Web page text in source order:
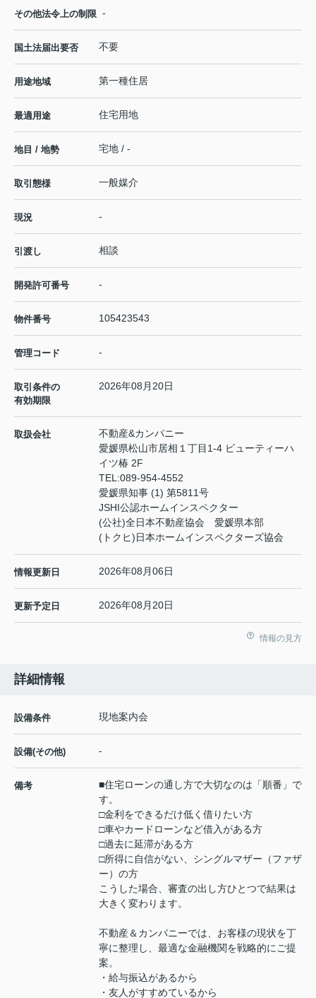
その他法令上の制限 -
国土法届出要否 不要
用途地域 第一種住居
最適用途 住宅用地
地目 / 地勢 宅地 / -
取引態様 一般媒介
現況 -
引渡し 相談
開発許可番号 -
物件番号 105423543
管理コード -
取引条件の
有効期限
2026年08月20日
取扱会社
不動産&カンパニー
愛媛県松山市居相１丁目1-4 ビューティーハ
イツ椿 2F
TEL:089-954-4552
愛媛県知事 (1) 第5811号
JSHI公認ホームインスペクター
(公社)全日本不動産協会 愛媛県本部
(トクヒ)日本ホームインスペクターズ協会
情報更新日 2026年08月06日
更新予定日 2026年08月20日
情報の見方
詳細情報
設備条件 現地案内会
設備(その他) -
備考
■住宅ローンの通し方で大切なのは「順番」で
す。
□金利をできるだけ低く借りたい方
□車やカードローンなど借入がある方
□過去に延滞がある方
□所得に自信がない、シングルマザー（ファザ
ー）の方
こうした場合、審査の出し方ひとつで結果は
大きく変わります。
不動産＆カンパニーでは、お客様の現状を丁
寧に整理し、最適な金融機関を戦略的にご提
案。
・給与振込があるから
・友人がすすめているから